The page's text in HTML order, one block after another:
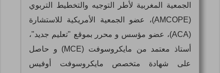
الجمعية المغربية لأطر التوجيه والتخطيط التربوي
(AMCOPE)، عضو الجمعية الأمريكية للاستشارة
(ACA)، عضو مؤسس و محرر بموقع "تعليم جديد"،
أستاذ معتمد من مايكروسوفت (MCE) و حاصل
على شهادة متخصص مايكروسوفت أوفيس